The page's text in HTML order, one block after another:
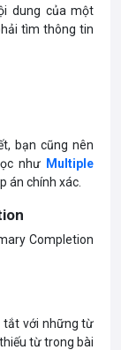
dung của một
tìm thông tin
bạn cũng nên
như Multiple
án chính xác.
Completion
tắt với những từ
từ trong bài